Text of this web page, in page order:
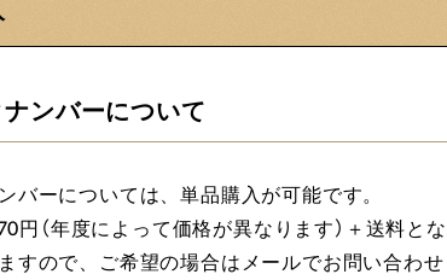
ンバーについて
バーについては、単品購入が可能です。
円（年度によって価格が異なります）＋送料とな
すので、ご希望の場合はメールでお問い合わせ